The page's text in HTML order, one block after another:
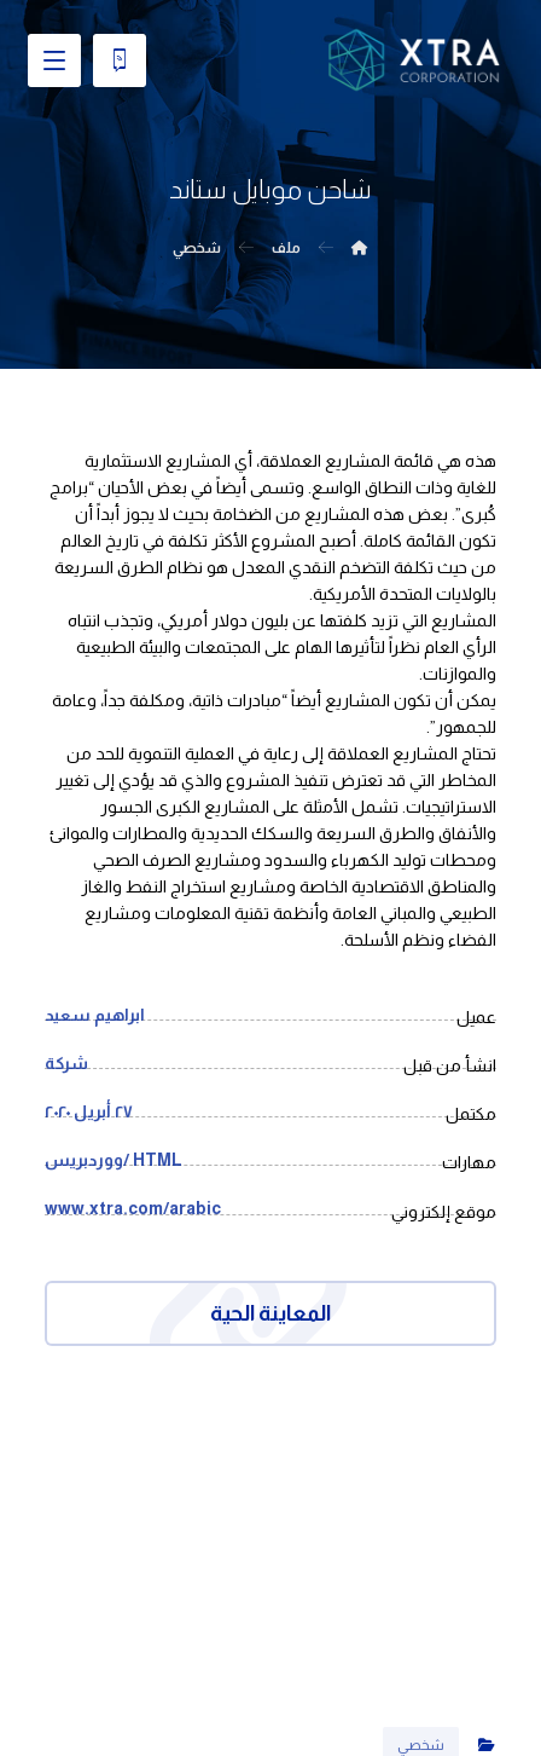
شاحن موبايل ستاند
ملف شخصي
هذه هي قائمة المشاريع العملاقة، أي المشاريع الاستثمارية
للغاية وذات النطاق الواسع. وتسمى أيضاً في بعض الأحيان “برامج
كُبرى”. بعض هذه المشاريع من الضخامة بحيث لا يجوز أبداً أن
تكون القائمة كاملة. أصبح المشروع الأكثر تكلفة في تاريخ العالم
من حيث تكلفة التضخم النقدي المعدل هو نظام الطرق السريعة
بالولايات المتحدة الأمريكية.
المشاريع التي تزيد كلفتها عن بليون دولار أمريكي، وتجذب انتباه
الرأي العام نظراً لتأثيرها الهام على المجتمعات والبيئة الطبيعية
والموازنات.
يمكن أن تكون المشاريع أيضاً “مبادرات ذاتية، ومكلفة جداً، وعامة
للجمهور”.
تحتاج المشاريع العملاقة إلى رعاية في العملية التنموية للحد من
المخاطر التي قد تعترض تنفيذ المشروع والذي قد يؤدي إلى تغيير
الاستراتيجيات. تشمل الأمثلة على المشاريع الكبرى الجسور
والأنفاق والطرق السريعة والسكك الحديدية والمطارات والموانئ
ومحطات توليد الكهرباء والسدود ومشاريع الصرف الصحي
والمناطق الاقتصادية الخاصة ومشاريع استخراج النفط والغاز
الطبيعي والمباني العامة وأنظمة تقنية المعلومات ومشاريع
الفضاء ونظم الأسلحة.
عميل ابراهيم سعيد
انشأ من قبل شركة
مكتمل ٢٧ أبريل ٢٠٢٠
مهارات HTML /ووردبريس
موقع إلكتروني www.xtra.com/arabic
المعاينة الحية
شخصي